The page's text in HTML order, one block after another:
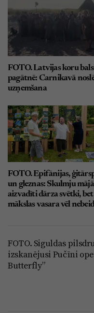
FOTO. Latvijas koru
pagātnē: Carnikavā
uzņemšana
FOTO. Epifānijas,
un gleznas: Skulmju
aizvadīti dārza svētki, bet
mākslas vasara vēl
FOTO. Siguldas
izskanējusi Pučīni
Butterfly”